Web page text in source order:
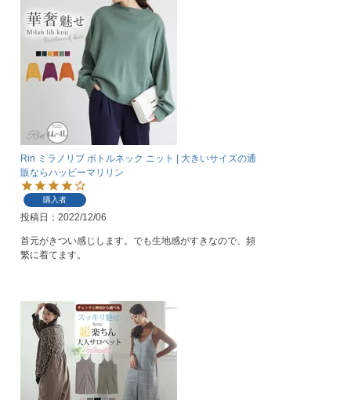
Rin ミラノリブ ボトルネック ニット | 大きいサイズの通
販ならハッピーマリリン
購入者
投稿日 2022/12/06
首元がきつい感じします。でも生地感がすきなので、頻
繁に着てます。